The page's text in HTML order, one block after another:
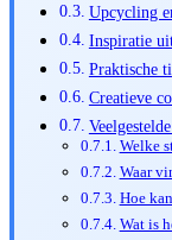
Upcycling
Inspiratie
Praktische
Creatieve
Welke
Waar
Hoe
Wat is